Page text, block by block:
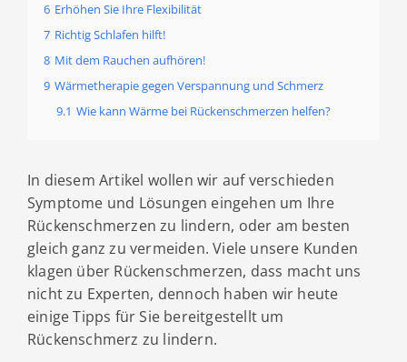
6 Erhöhen Sie Ihre Flexibilität
7 Richtig Schlafen hilft!
8 Mit dem Rauchen aufhören!
9 Wärmetherapie gegen Verspannung und Schmerz
9.1 Wie kann Wärme bei Rückenschmerzen helfen?
In diesem Artikel wollen wir auf verschieden
Symptome und Lösungen eingehen um Ihre
Rückenschmerzen zu lindern, oder am besten
gleich ganz zu vermeiden. Viele unsere Kunden
klagen über Rückenschmerzen, dass macht uns
nicht zu Experten, dennoch haben wir heute
einige Tipps für Sie bereitgestellt um
Rückenschmerz zu lindern.